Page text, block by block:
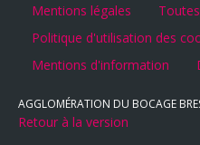
Mentions légales
Politique d'utilisation des
Mentions d'information
AGGLOMÉRATION DU BOCAGE
Retour à la version